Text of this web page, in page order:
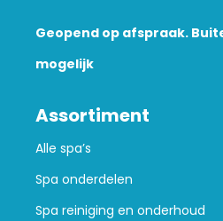
Geopend op afspraak.
mogelijk
Assortiment
Alle spa’s
Spa onderdelen
Spa reiniging en onderhoud